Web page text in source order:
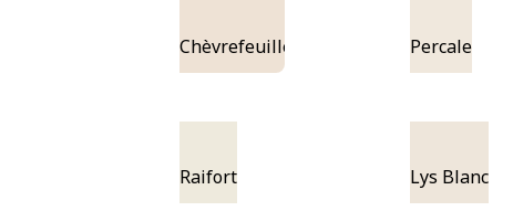
Chèvrefeuille Percale
Raifort Lys Blanc